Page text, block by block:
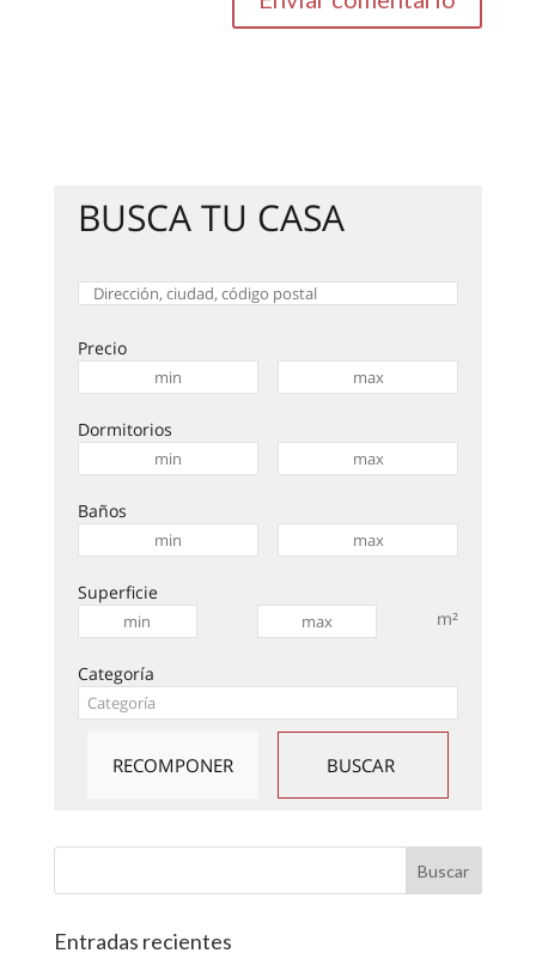
BUSCA TU CASA
Precio
Dormitorios
Baños
Superficie
m²
Categoría
Entradas recientes